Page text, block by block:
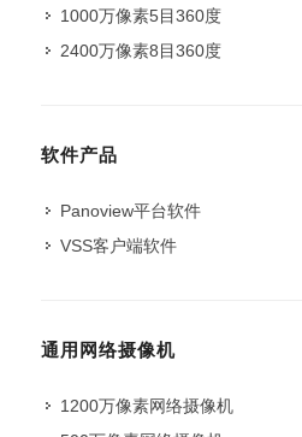
1000万像素5目360度
2400万像素8目360度
软件产品
Panoview平台软件
VSS客户端软件
通用网络摄像机
1200万像素网络摄像机